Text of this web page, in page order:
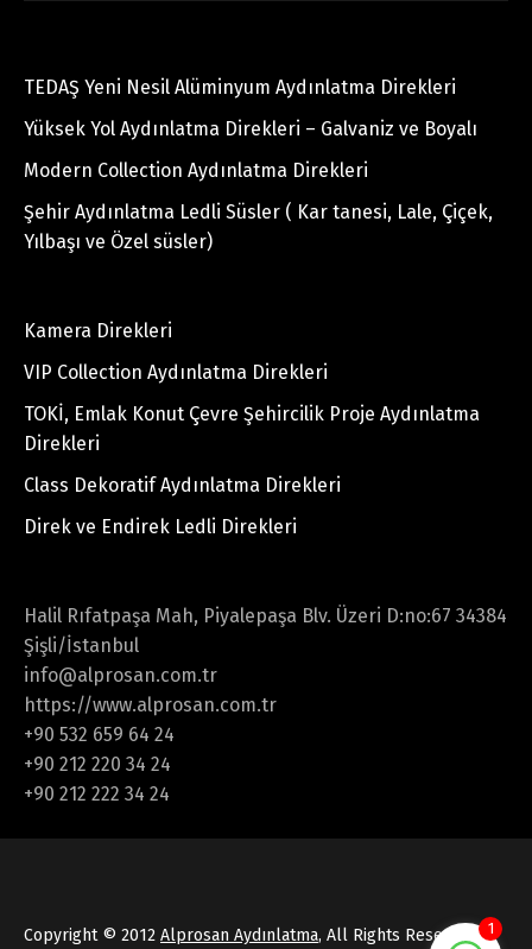
TEDAŞ Yeni Nesil Alüminyum Aydınlatma Direkleri
Yüksek Yol Aydınlatma Direkleri – Galvaniz ve Boyalı
Modern Collection Aydınlatma Direkleri
Şehir Aydınlatma Ledli Süsler ( Kar tanesi, Lale, Çiçek,
Yılbaşı ve Özel süsler)
Kamera Direkleri
VIP Collection Aydınlatma Direkleri
TOKİ, Emlak Konut Çevre Şehircilik Proje Aydınlatma
Direkleri
Class Dekoratif Aydınlatma Direkleri
Direk ve Endirek Ledli Direkleri
Halil Rıfatpaşa Mah, Piyalepaşa Blv. Üzeri D:no:67 34384
Şişli/İstanbul
info@alprosan.com.tr
https://www.alprosan.com.tr
+90 532 659 64 24
+90 212 220 34 24
+90 212 222 34 24
Copyright © 2012 Alprosan Aydınlatma, All Rights Reserved 1